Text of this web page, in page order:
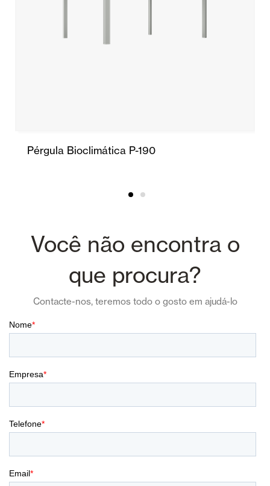
Pérgula Bioclimática P-190
Você não encontra o
que procura?
Contacte-nos, teremos todo o gosto em ajudá-lo